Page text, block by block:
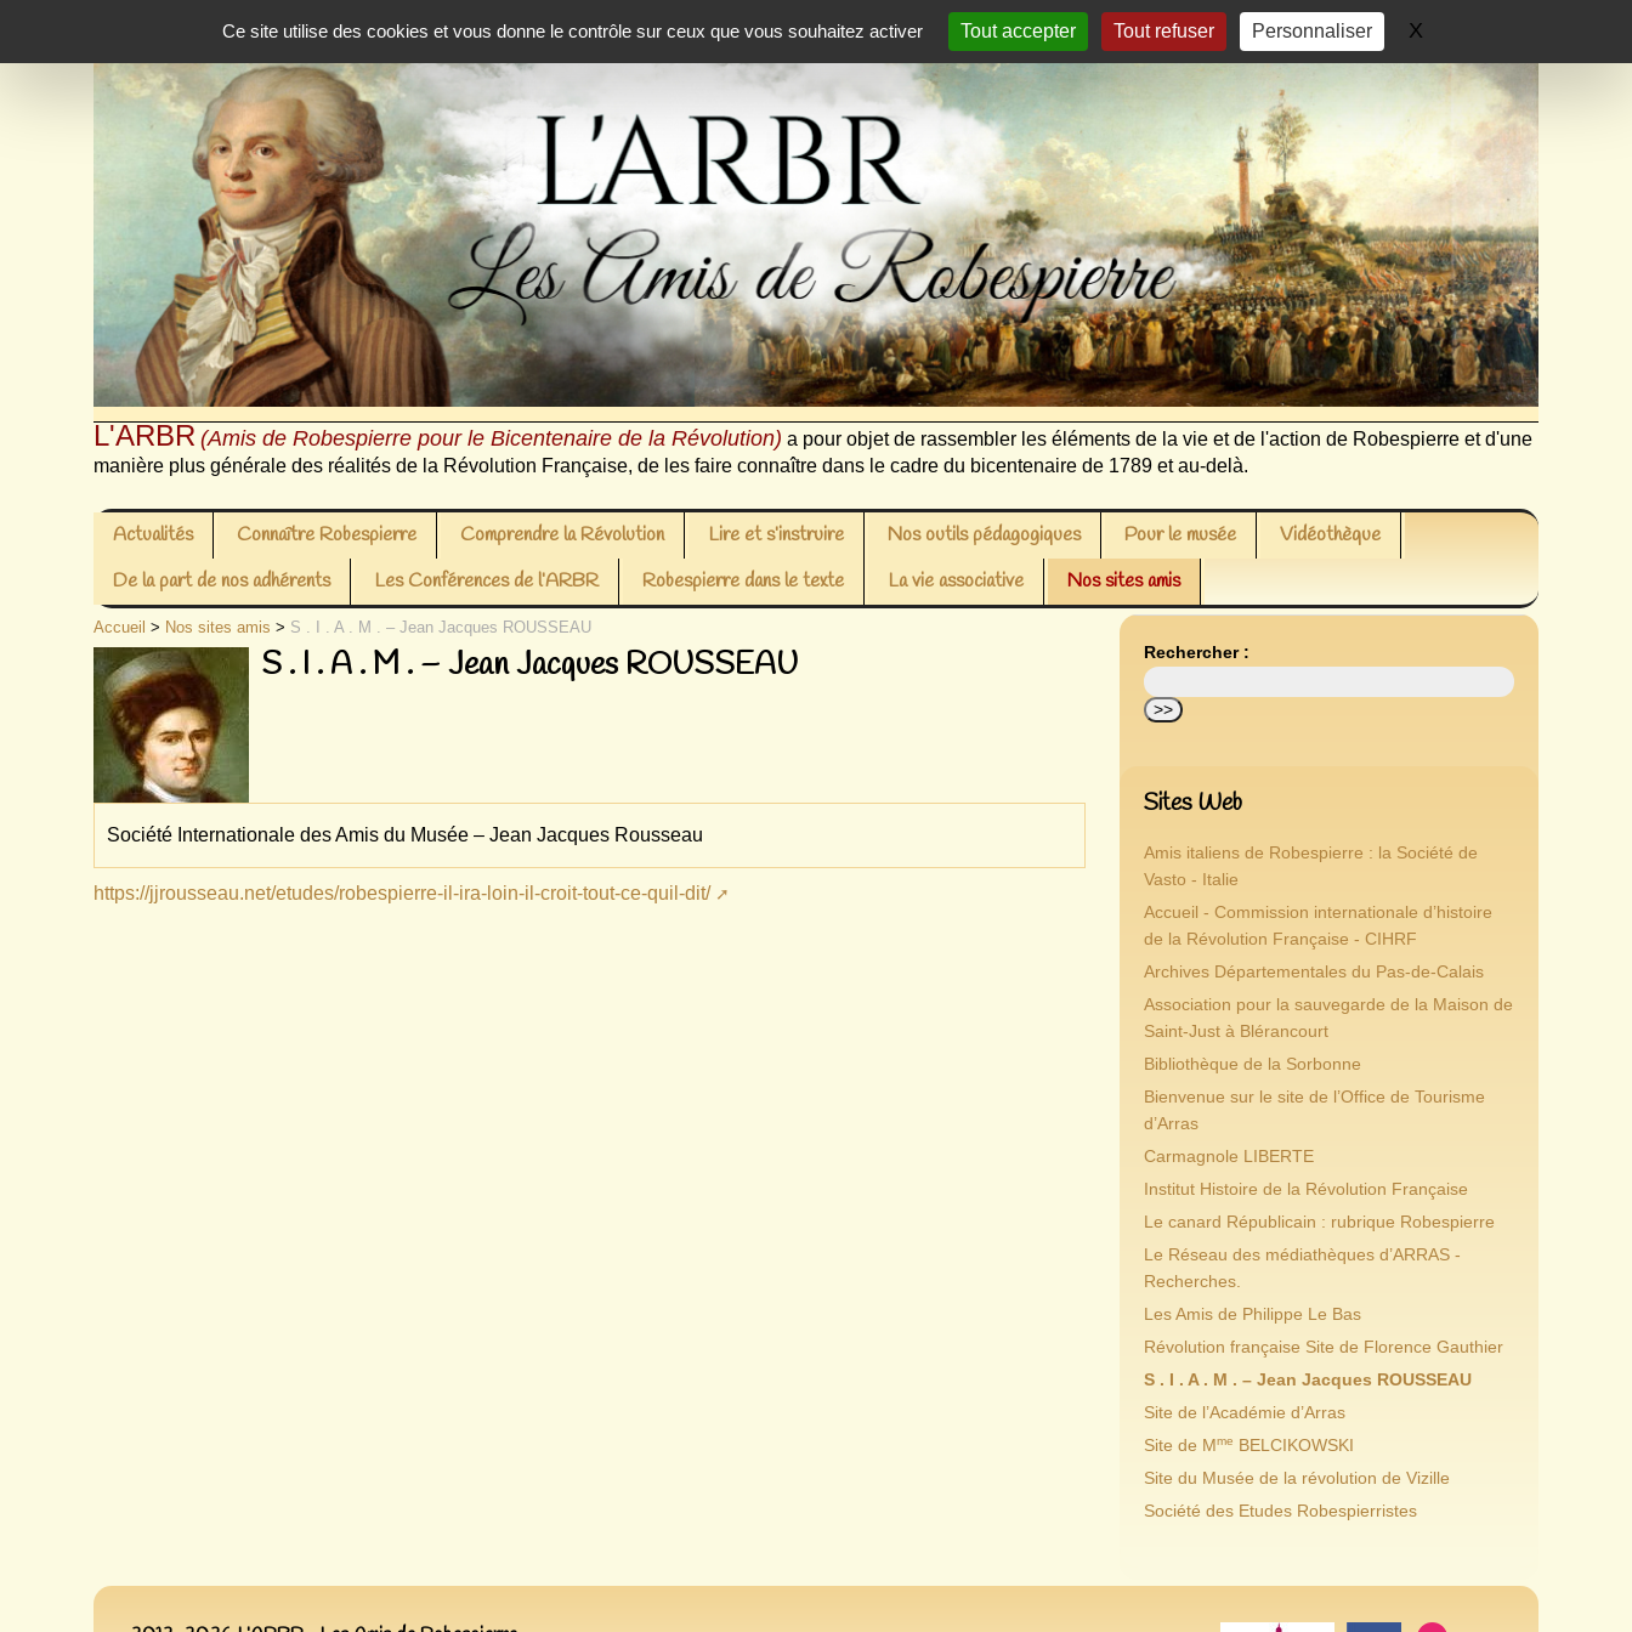
Ce site utilise des cookies et vous donne le contrôle sur ceux que vous souhaitez activer
Tout accepter Tout refuser Personnaliser X
L'ARBR (Amis de Robespierre pour le Bicentenaire de la Révolution) a pour objet de rassembler les éléments de la vie et de l'action de Robespierre et d'une
manière plus générale des réalités de la Révolution Française, de les faire connaître dans le cadre du bicentenaire de 1789 et au-delà.
Actualités Connaître Robespierre Comprendre la Révolution Lire et s’instruire Nos outils pédagogiques Pour le musée
Vidéothèque
De la part de nos adhérents
Les Conférences de l’ARBR Robespierre dans le texte La vie associative Nos sites amis
Accueil > Nos sites amis > S . I . A . M . – Jean Jacques ROUSSEAU
S . I . A . M . – Jean Jacques ROUSSEAU
Société Internationale des Amis du Musée – Jean Jacques Rousseau
https://jjrousseau.net/etudes/robespierre-il-ira-loin-il-croit-tout-ce-quil-dit/
Rechercher :
Sites Web
Amis italiens de Robespierre : la Société de
Vasto - Italie
Accueil - Commission internationale d’histoire
de la Révolution Française - CIHRF
Archives Départementales du Pas-de-Calais
Association pour la sauvegarde de la Maison de
Saint-Just à Blérancourt
Bibliothèque de la Sorbonne
Bienvenue sur le site de l’Office de Tourisme
d’Arras
Carmagnole LIBERTE
Institut Histoire de la Révolution Française
Le canard Républicain : rubrique Robespierre
Le Réseau des médiathèques d’ARRAS -
Recherches.
Les Amis de Philippe Le Bas
Révolution française Site de Florence Gauthier
S . I . A . M . – Jean Jacques ROUSSEAU
Site de l’Académie d’Arras
Site de Mme
BELCIKOWSKI
Site du Musée de la révolution de Vizille
Société des Etudes Robespierristes